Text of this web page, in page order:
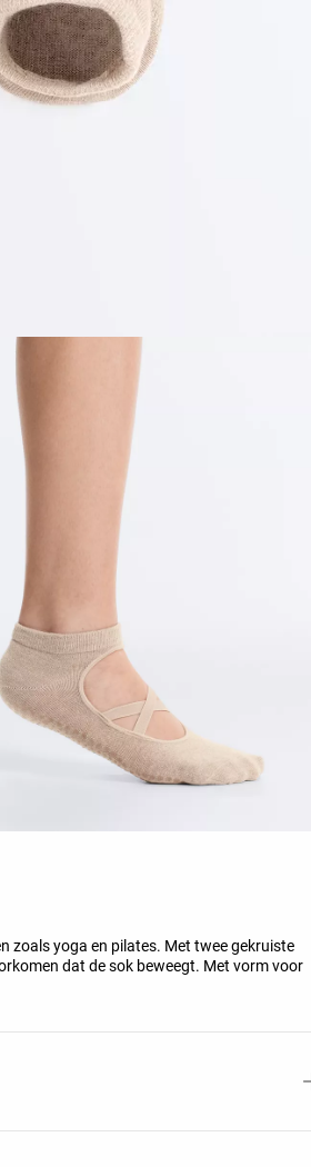
zoals yoga en pilates. Met twee gekruiste
dat de sok beweegt. Met vorm voor